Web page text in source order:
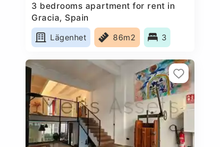
3 bedrooms apartment for rent in
Gracia, Spain
Lägenhet
86m2 3